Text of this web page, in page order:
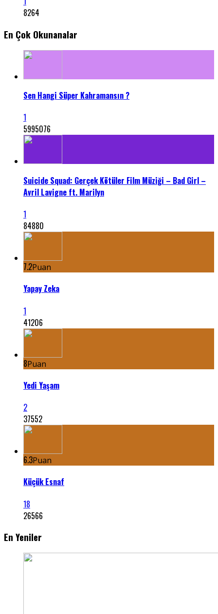
8264
En Çok Okunanalar
Sen Hangi Süper Kahramansın ?
1
5995076
Suicide Squad: Gerçek Kötüler Film Müziği – Bad Girl –
Avril Lavigne ft. Marilyn
1
84880
7.2Puan
Yapay Zeka
1
41206
8Puan
Yedi Yaşam
2
37552
6.3Puan
Küçük Esnaf
18
26566
En Yeniler